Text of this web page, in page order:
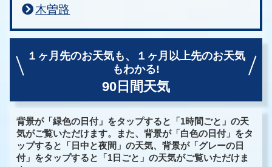
木曽路
１ヶ月先のお天気も、
１ヶ月以上先のお天気
もわかる!
90日間天気
背景が「緑色の日付」をタップすると「1時間ごと」の天
気がご覧いただけます。また、背景が「白色の日付」をタ
ップすると「日中と夜間」の天気、背景が「グレーの日
付」をタップすると「1日ごと」の天気がご覧いただけま